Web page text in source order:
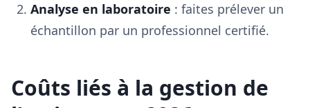
Analyse en laboratoire : faites prélever un
échantillon par un professionnel certifié.
Coûts liés à la gestion de